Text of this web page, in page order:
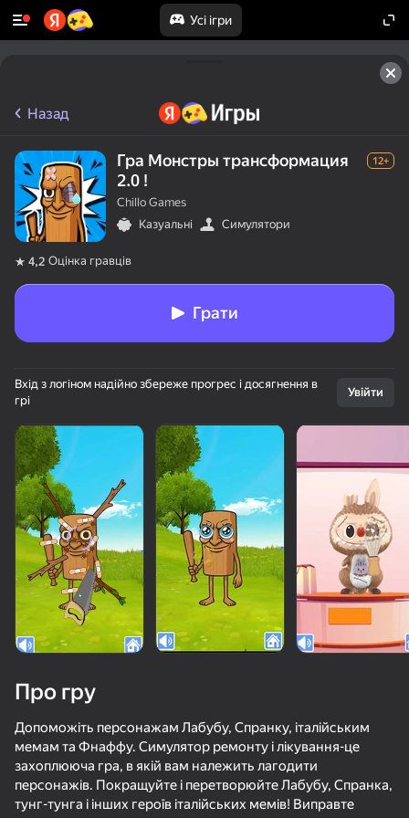
Усі ігри
Назад
Гра Монстры трансформация
2.0 !
12+
Chillo Games
Казуальні
Симулятори
4,2 Оцінка гравців
Грати
Вхід з логіном надійно збереже прогрес і досягнення в
грі
Увійти
Про гру
Допоможіть персонажам Лабубу, Спранку, італійським
мемам та Фнаффу. Симулятор ремонту і лікування-це
захоплююча гра, в якій вам належить лагодити
персонажів. Покращуйте і перетворюйте Лабубу, Спранка,
тунг-тунга і інших героїв італійських мемів! Виправте